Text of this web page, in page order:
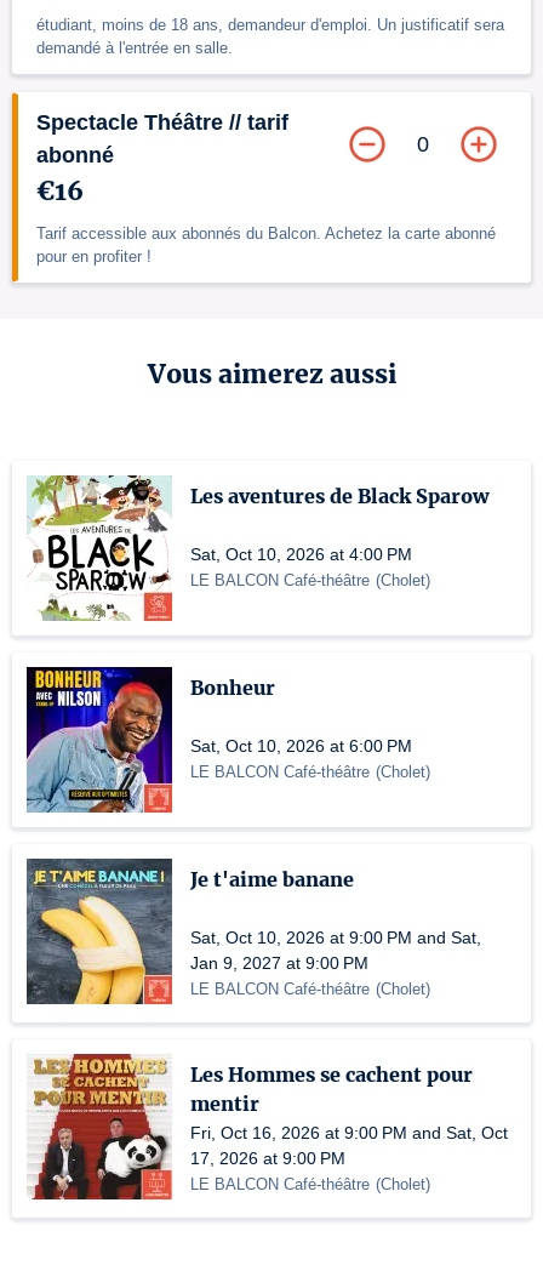
étudiant, moins de 18 ans, demandeur d'emploi. Un justificatif sera
demandé à l'entrée en salle.
Spectacle Théâtre // tarif
abonné
€16
Tarif accessible aux abonnés du Balcon. Achetez la carte abonné
pour en profiter !
0
Vous aimerez aussi
Les aventures de Black Sparow
Sat, Oct 10, 2026 at 4:00 PM
LE BALCON Café-théâtre (Cholet)
Bonheur
Sat, Oct 10, 2026 at 6:00 PM
LE BALCON Café-théâtre (Cholet)
Je t'aime banane
Sat, Oct 10, 2026 at 9:00 PM and Sat,
Jan 9, 2027 at 9:00 PM
LE BALCON Café-théâtre (Cholet)
Les Hommes se cachent pour
mentir
Fri, Oct 16, 2026 at 9:00 PM and Sat, Oct
17, 2026 at 9:00 PM
LE BALCON Café-théâtre (Cholet)